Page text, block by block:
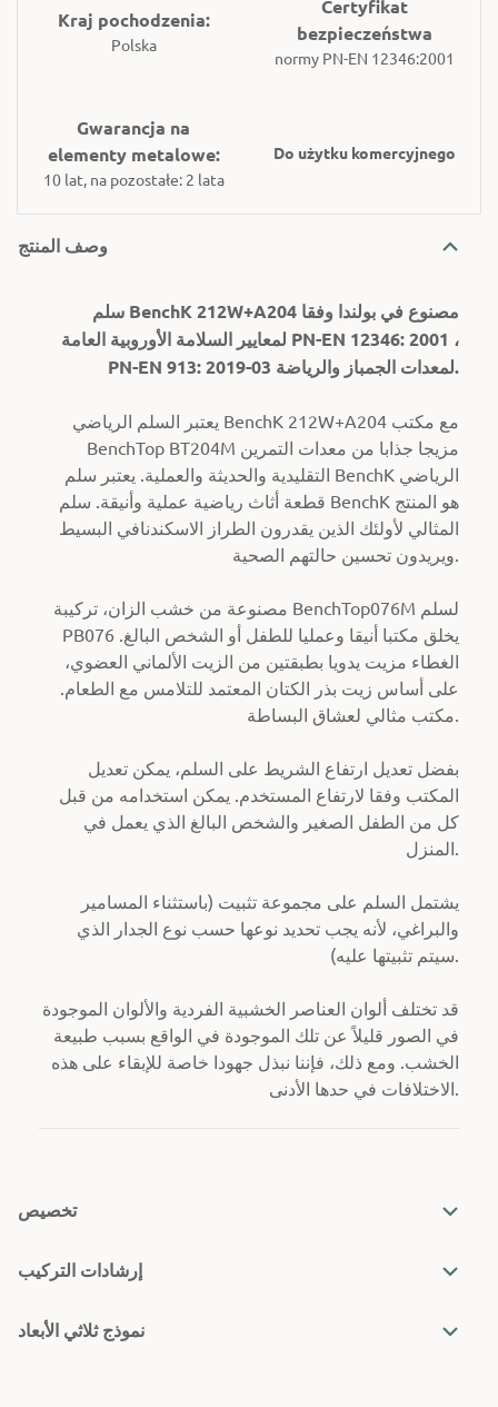
Kraj pochodzenia:
Polska
Certyfikat
bezpieczeństwa
normy PN-EN 12346:2001
Gwarancja na
elementy metalowe:
10 lat, na pozostałe: 2 lata
Do użytku komercyjnego
وصف المنتج
سلم BenchK 212W+A204 مصنوع في بولندا وفقا
لمعايير السلامة الأوروبية العامة PN-EN 12346: 2001 ،
PN-EN 913: 2019-03 لمعدات الجمباز والرياضة.
يعتبر السلم الرياضي BenchK 212W+A204 مع مكتب
BenchTop BT204M مزيجا جذابا من معدات التمرين
التقليدية والحديثة والعملية. يعتبر سلم BenchK الرياضي
قطعة أثاث رياضية عملية وأنيقة. سلم BenchK هو المنتج
المثالي لأولئك الذين يقدرون الطراز الاسكندنافي البسيط
ويريدون تحسين حالتهم الصحية.
مصنوعة من خشب الزان، تركيبة BenchTop076M لسلم
PB076 يخلق مكتبا أنيقا وعمليا للطفل أو الشخص البالغ.
الغطاء مزيت يدويا بطبقتين من الزيت الألماني العضوي،
على أساس زيت بذر الكتان المعتمد للتلامس مع الطعام.
مكتب مثالي لعشاق البساطة.
بفضل تعديل ارتفاع الشريط على السلم، يمكن تعديل
المكتب وفقا لارتفاع المستخدم. يمكن استخدامه من قبل
كل من الطفل الصغير والشخص البالغ الذي يعمل في
المنزل.
يشتمل السلم على مجموعة تثبيت (باستثناء المسامير
والبراغي، لأنه يجب تحديد نوعها حسب نوع الجدار الذي
سيتم تثبيتها عليه).
قد تختلف ألوان العناصر الخشبية الفردية والألوان الموجودة
في الصور قليلاً عن تلك الموجودة في الواقع بسبب طبيعة
الخشب. ومع ذلك، فإننا نبذل جهودا خاصة للإبقاء على هذه
الاختلافات في حدها الأدنى.
تخصيص
إرشادات التركيب
نموذج ثلاثي الأبعاد